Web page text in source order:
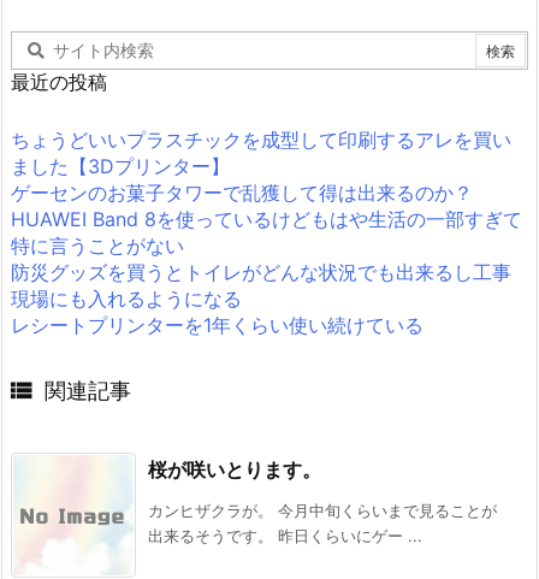
最近の投稿
ちょうどいいプラスチックを成型して印刷するアレを買い
ました【3Dプリンター】
ゲーセンのお菓子タワーで乱獲して得は出来るのか？
HUAWEI Band 8を使っているけどもはや生活の一部すぎて
特に言うことがない
防災グッズを買うとトイレがどんな状況でも出来るし工事
現場にも入れるようになる
レシートプリンターを1年くらい使い続けている
 関連記事
桜が咲いとります。
カンヒザクラが。 今月中旬くらいまで見ることが
出来るそうです。 昨日くらいにゲー ...